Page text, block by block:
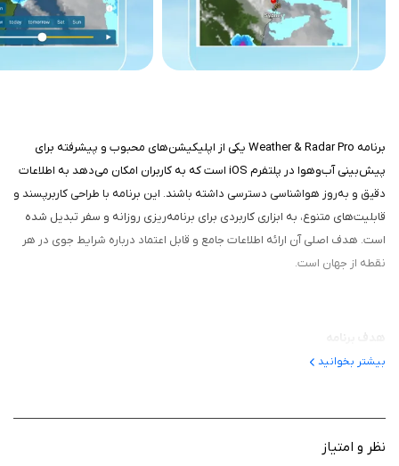
برنامه Weather & Radar Pro یکی از اپلیکیشن‌های محبوب و پیشرفته برای
پیش‌بینی آب‌وهوا در پلتفرم iOS است که به کاربران امکان می‌دهد به اطلاعات
دقیق و به‌روز هواشناسی دسترسی داشته باشند. این برنامه با طراحی کاربرپسند و
قابلیت‌های متنوع، به ابزاری کاربردی برای برنامه‌ریزی روزانه و سفر تبدیل شده
است. هدف اصلی آن ارائه اطلاعات جامع و قابل اعتماد درباره شرایط جوی در هر
نقطه از جهان است.
هدف برنامه
بهتری داشته باشند. این برنامه با استفاده از رادارهای پیشرفته و داده‌های
هواشناسی، اطلاعات جامعی از وضعیت جوی، از جمله بارش، دما و باد، ارائه
بیشتر بخوانید
نظر و امتیاز